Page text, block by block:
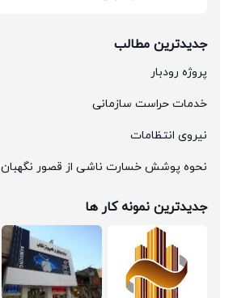
جدیدترین مطالب
پروژه رودبار
خدمات حراست سازمانی
نیروی انتظامات
نحوه پوشش خسارت ناشی از قصور نگهبان
جدیدترین نمونه کار ها